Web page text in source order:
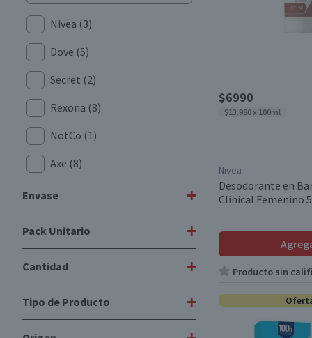
Nivea (3)
Dove (5)
Secret (2)
Rexona (8)
NotCo (1)
Axe (8)
Envase +
Lata(5)
Pack Unitario +
Unitario
Cantidad +
1 Unidad (3)
Tipo de Producto +
$6990
$13.980 x 100ml
Nivea
Desodorante en
Clinical Femenino
Producto sin